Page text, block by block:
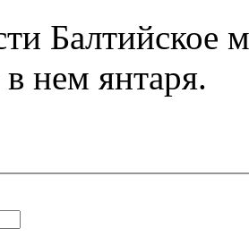
Балтийское
нем янтаря.